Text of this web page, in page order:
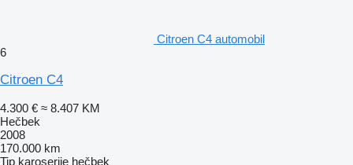
Citroen C4 automobil
6
Citroen C4
4.300 € ≈ 8.407 KM
Hečbek
2008
170.000 km
Tip karoserije hečbek